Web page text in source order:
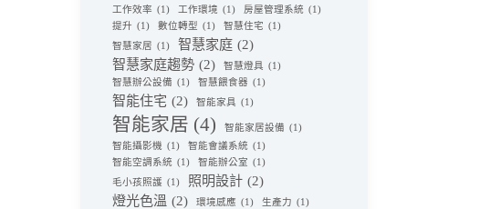
工作效率 (1) 工作環境 (1) 房屋管理系統 (1)
提升 (1) 數位轉型 (1) 智慧住宅 (1)
智慧家居 (1) 智慧家庭 (2)
智慧家庭趨勢 (2) 智慧燈具 (1)
智慧辦公設備 (1) 智慧餵食器 (1)
智能住宅 (2) 智能家具 (1)
智能家居 (4) 智能家居設備 (1)
智能攝影機 (1) 智能會議系統 (1)
智能空調系統 (1) 智能辦公室 (1)
毛小孩照護 (1) 照明設計 (2)
燈光色溫 (2) 環境感應 (1) 生產力 (1)